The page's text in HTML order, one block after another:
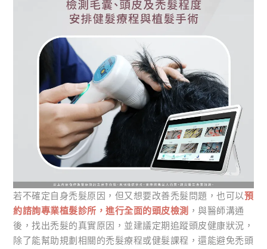
若不確定自身禿髮原因，但又想要改善禿髮問題，也可以預
約諮詢專業植髮診所，進行全面的頭皮檢測 ，與醫師溝通
後，找出禿髮的真實原因，並建議定期追蹤頭皮健康狀況，
除了能幫助規劃相關的禿髮療程或健髮課程，還能避免禿頭